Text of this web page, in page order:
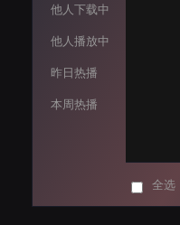
他人下载中
他人播放中
昨日热播
本周热播
全选